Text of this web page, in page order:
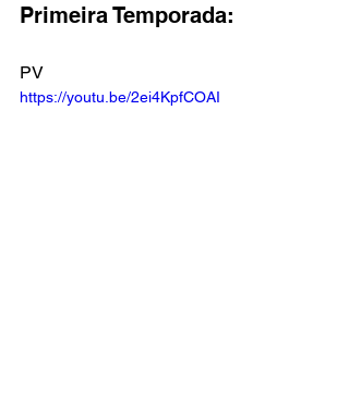
Primeira Temporada:
PV
https://youtu.be/2ei4KpfCOAI